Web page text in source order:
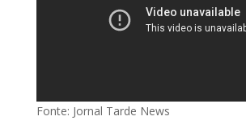
Fonte: Jornal Tarde News